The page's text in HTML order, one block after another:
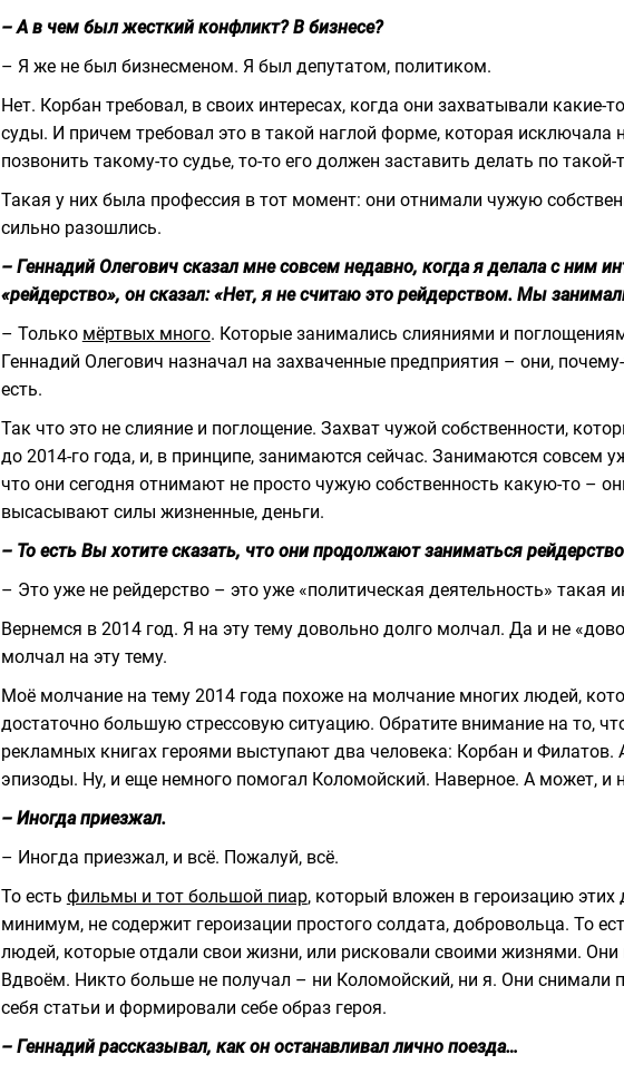
– А в чем был жесткий конфликт? В бизнесе?
– Я же не был бизнесменом. Я был депутатом, политиком.
Нет. Корбан требовал, в своих интересах, когда они захватывали какие-
суды. И причем требовал это в такой наглой форме, которая
позвонить такому-то судье, то-то его должен заставить делать по такой-
Такая у них была профессия в тот момент: они отнимали чужую
сильно разошлись.
– Геннадий Олегович сказал мне совсем недавно, когда я делала с ним
«рейдерство», он сказал: «Нет, я не считаю это рейдерством. Мы
– Только мёртвых много. Которые занимались слияниями и
Геннадий Олегович назначал на захваченные предприятия – они,
есть.
Так что это не слияние и поглощение. Захват чужой собственности,
до 2014-го года, и, в принципе, занимаются сейчас. Занимаются совсем
что они сегодня отнимают не просто чужую собственность какую-то –
высасывают силы жизненные, деньги.
– То есть Вы хотите сказать, что они продолжают заниматься
– Это уже не рейдерство – это уже «политическая деятельность» такая
Вернемся в 2014 год. Я на эту тему довольно долго молчал. Да и не
молчал на эту тему.
Моё молчание на тему 2014 года похоже на молчание многих людей,
достаточно большую стрессовую ситуацию. Обратите внимание на то,
рекламных книгах героями выступают два человека: Корбан и Филатов.
эпизоды. Ну, и еще немного помогал Коломойский. Наверное. А может, и
– Иногда приезжал.
– Иногда приезжал, и всё. Пожалуй, всё.
То есть фильмы и тот большой пиар, который вложен в героизацию этих
минимум, не содержит героизации простого солдата, добровольца. То
людей, которые отдали свои жизни, или рисковали своими жизнями.
Вдвоём. Никто больше не получал – ни Коломойский, ни я. Они снимали
себя статьи и формировали себе образ героя.
– Геннадий рассказывал, как он останавливал лично поезда…